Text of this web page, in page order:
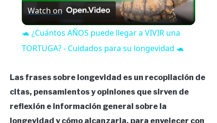
Video
Watch on
🐢 ¿Cuántos AÑOS puede llegar a VIVIR una
TORTUGA? - Cuidados para su longevidad 🐢
Las frases sobre longevidad es un recopilación de
citas, pensamientos y opiniones que sirven de
reflexión e información general sobre la
longevidad y cómo alcanzarla, para envejecer con